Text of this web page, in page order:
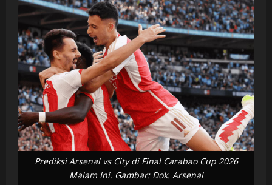
Prediksi Arsenal vs City di Final Carabao Cup 2026
Malam Ini. Gambar: Dok. Arsenal